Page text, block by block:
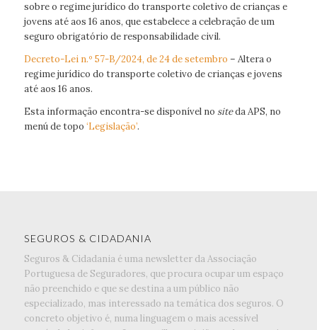
sobre o regime jurídico do transporte coletivo de crianças e
jovens até aos 16 anos, que estabelece a celebração de um
seguro obrigatório de responsabilidade civil.
Decreto-Lei n.º 57-B/2024, de 24 de setembro – Altera o
regime jurídico do transporte coletivo de crianças e jovens
até aos 16 anos.
Esta informação encontra-se disponível no siteda APS, no
menú de topo ‘Legislação’.
SEGUROS & CIDADANIA
Seguros & Cidadania é uma newsletter da Associação
Portuguesa de Seguradores, que procura ocupar um espaço
não preenchido e que se destina a um público não
especializado, mas interessado na temática dos seguros. O
concreto objetivo é, numa linguagem o mais acessível